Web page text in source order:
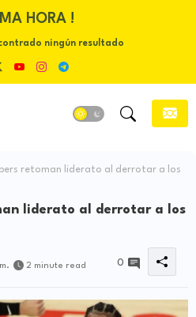
HORA !
ningún resultado
retoman liderato al derrotar a los
liderato al derrotar a los
2 minute read 0